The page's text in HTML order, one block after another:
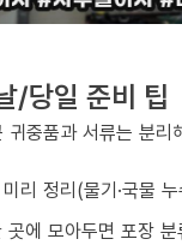
/당일 준비 팁
귀중품과 서류는 분리
리 정리(물기·국물
곳에 모아두면 포장